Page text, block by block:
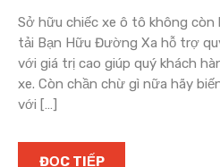
Sở hữu chiếc xe ô tô không còn
tải Bạn Hữu Đường Xa hỗ trợ
với giá trị cao giúp quý khách
xe. Còn chần chừ gì nữa hãy
với […]
ĐỌC TIẾP